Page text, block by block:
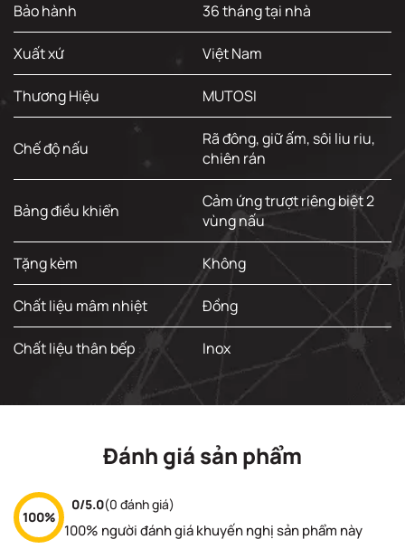
Bảo hành 36 tháng tại nhà
Xuất xứ Việt Nam
Thương Hiệu MUTOSI
Chế độ nấu
Rã đông, giữ ấm, sôi liu riu,
chiên rán
Bảng điều khiển
Cảm ứng trượt riêng biệt 2
vùng nấu
Tặng kèm Không
Chất liệu mâm nhiệt Đồng
Chất liệu thân bếp Inox
Đánh giá sản phẩm
100%
0/5.0(0 đánh giá)
100% người đánh giá khuyến nghị sản phẩm này